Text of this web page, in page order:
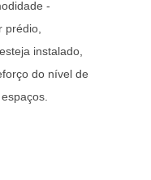
-
prédio,
instalado,
do nível de